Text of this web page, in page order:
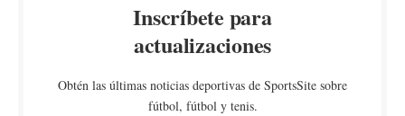
Inscríbete para
actualizaciones
Obtén las últimas noticias deportivas de SportsSite sobre
fútbol, fútbol y tenis.